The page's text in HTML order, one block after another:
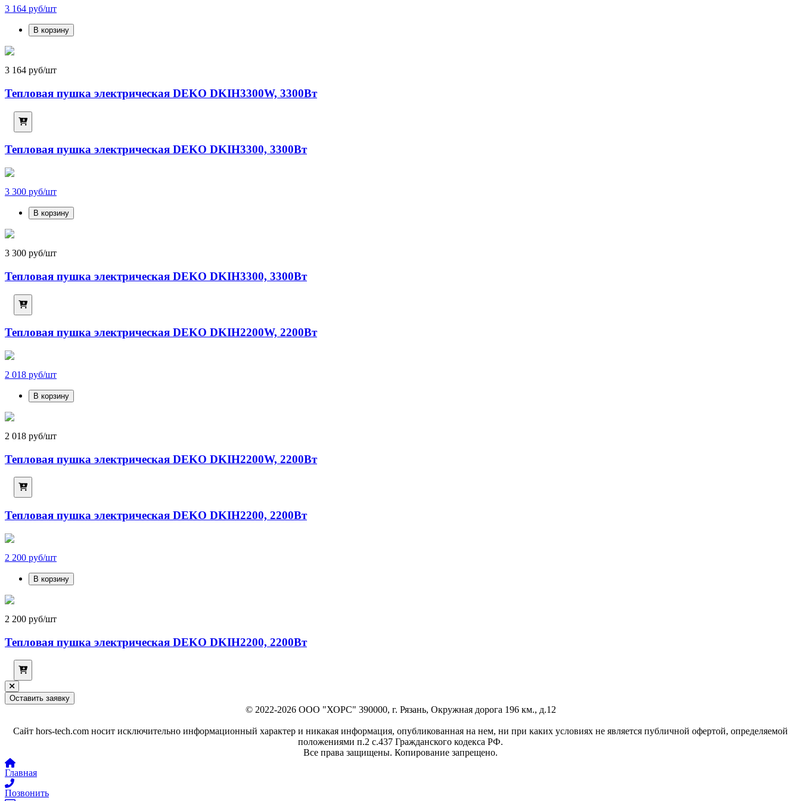
3 164 руб/шт
В корзину
3 164 руб/шт
Тепловая пушка электрическая DEKO DKIH3300W, 3300Вт
Тепловая пушка электрическая DEKO DKIH3300, 3300Вт
3 300 руб/шт
В корзину
3 300 руб/шт
Тепловая пушка электрическая DEKO DKIH3300, 3300Вт
Тепловая пушка электрическая DEKO DKIH2200W, 2200Вт
2 018 руб/шт
В корзину
2 018 руб/шт
Тепловая пушка электрическая DEKO DKIH2200W, 2200Вт
Тепловая пушка электрическая DEKO DKIH2200, 2200Вт
2 200 руб/шт
В корзину
2 200 руб/шт
Тепловая пушка электрическая DEKO DKIH2200, 2200Вт
Оставить заявку
© 2022-2026 ООО "ХОРС" 390000, г. Рязань, Окружная дорога 196 км., д.12
Сайт hors-tech.com носит исключительно информационный характер и никакая информация, опубликованная на нем, ни при каких условиях не является публичной офертой, определяемой
положениями п.2 с.437 Гражданского кодекса РФ.
Все права защищены. Копирование запрещено.
Главная
Позвонить